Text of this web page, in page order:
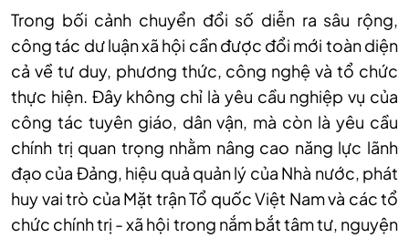
Trong bối cảnh chuyển đổi số diễn ra sâu rộng,
công tác dư luận xã hội cần được đổi mới toàn diện
cả về tư duy, phương thức, công nghệ và tổ chức
thực hiện. Đây không chỉ là yêu cầu nghiệp vụ của
công tác tuyên giáo, dân vận, mà còn là yêu cầu
chính trị quan trọng nhằm nâng cao năng lực lãnh
đạo của Đảng, hiệu quả quản lý của Nhà nước, phát
huy vai trò của Mặt trận Tổ quốc Việt Nam và các tổ
chức chính trị - xã hội trong nắm bắt tâm tư, nguyện